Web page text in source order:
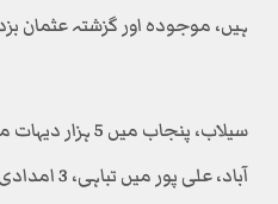
ہیں، موجودہ اور گزشتہ عثمان
سیلاب، پنجاب میں